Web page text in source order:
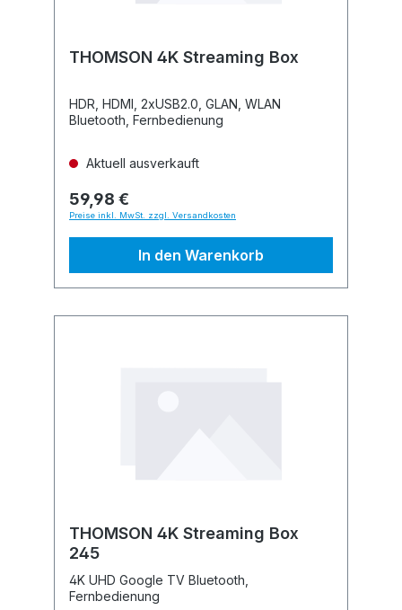
THOMSON 4K Streaming Box
HDR, HDMI, 2xUSB2.0, GLAN, WLAN
Bluetooth, Fernbedienung
Aktuell ausverkauft
59,98 €
Preise inkl. MwSt. zzgl. Versandkosten
In den Warenkorb
THOMSON 4K Streaming Box
245
4K UHD Google TV Bluetooth,
Fernbedienung